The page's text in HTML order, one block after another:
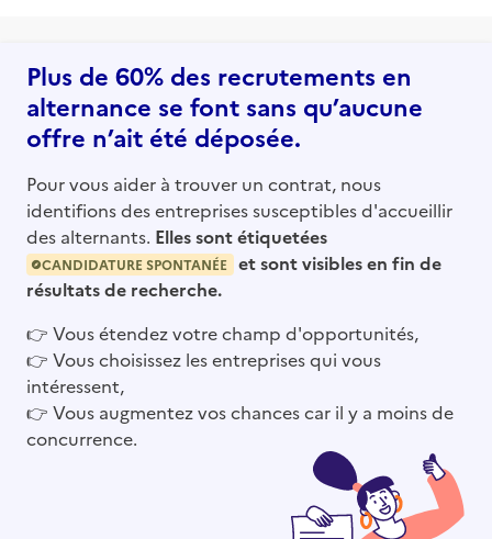
Plus de 60% des recrutements en
alternance se font sans qu’aucune
offre n’ait été déposée.
Pour vous aider à trouver un contrat, nous
identifions des entreprises susceptibles d'accueillir
des alternants. Elles sont étiquetées
CANDIDATURE SPONTANÉE
et sont visibles en fin de
résultats de recherche.
👉 Vous étendez votre champ d'opportunités,
👉 Vous choisissez les entreprises qui vous
intéressent,
👉 Vous augmentez vos chances car il y a moins de
concurrence.